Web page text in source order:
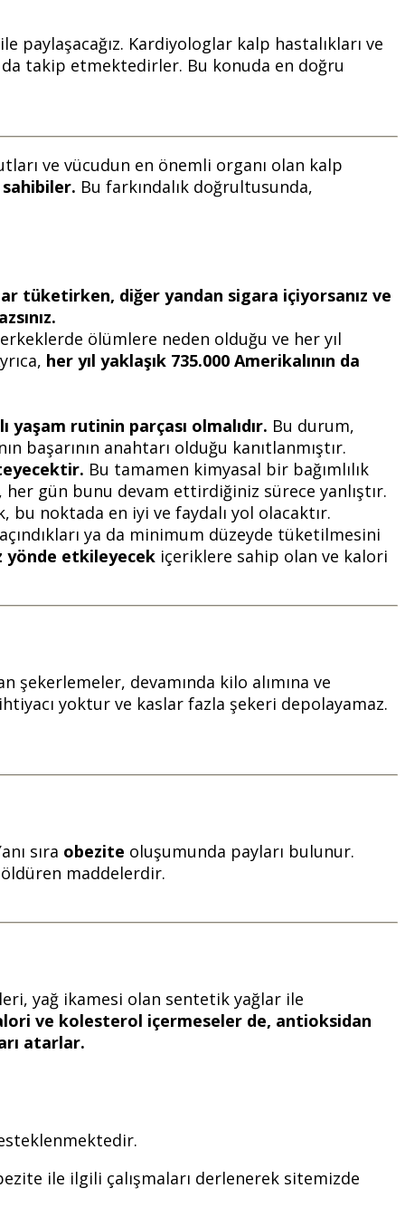
paylaşacağız. Kardiyologlar kalp hastalıkları ve
da takip etmektedirler. Bu konuda en doğru
ve vücudun en önemli organı olan kalp
Bu farkındalık doğrultusunda,
tüketirken, diğer yandan sigara içiyorsanız ve
ölümlere neden olduğu ve her yıl
her yıl yaklaşık 735.000 Amerikalının da
rutinin parçası olmalıdır. Bu durum,
anahtarı olduğu kanıtlanmıştır.
Bu tamamen kimyasal bir bağımlılık
gün bunu devam ettirdiğiniz sürece yanlıştır.
noktada en iyi ve faydalı yol olacaktır.
ya da minimum düzeyde tüketilmesini
yönde etkileyecek içeriklere sahip olan ve kalori
şekerlemeler, devamında kilo alımına ve
yoktur ve kaslar fazla şekeri depolayamaz.
sıra obezite oluşumunda payları bulunur.
öldüren maddelerdir.
yağ ikamesi olan sentetik yağlar ile
ve kolesterol içermeseler de, antioksidan
atarlar.
ile ilgili çalışmaları derlenerek sitemizde